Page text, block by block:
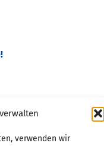
verwenden wir
einen integrierten